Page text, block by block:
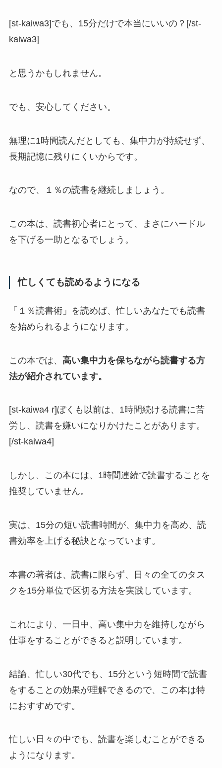
[st-kaiwa3]でも、15分だけで本当にいいの？[/st-
kaiwa3]
と思うかもしれません。
でも、安心してください。
無理に1時間読んだとしても、集中力が持続せず、
長期記憶に残りにくいからです。
なので、１％の読書を継続しましょう。
この本は、読書初心者にとって、まさにハードル
を下げる一助となるでしょう。
忙しくても読めるようになる
「１％読書術」を読めば、忙しいあなたでも読書
を始められるようになります。
この本では、 高い集中力を保ちながら読書する方
法が紹介されています。
[st-kaiwa4 r]ぼくも以前は、1時間続ける読書に苦
労し、読書を嫌いになりかけたことがあります。
[/st-kaiwa4]
しかし、この本には、1時間連続で読書することを
推奨していません。
実は、15分の短い読書時間が、集中力を高め、読
書効率を上げる秘訣となっています。
本書の著者は、読書に限らず、日々の全てのタス
クを15分単位で区切る方法を実践しています。
これにより、一日中、高い集中力を維持しながら
仕事をすることができると説明しています。
結論、忙しい30代でも、15分という短時間で読書
をすることの効果が理解できるので、この本は特
におすすめです。
忙しい日々の中でも、読書を楽しむことができる
ようになります。